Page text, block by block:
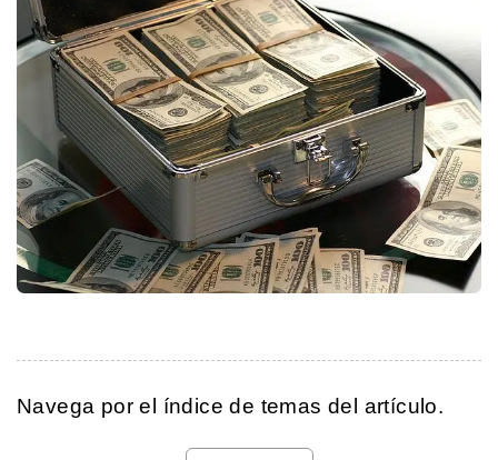
Navega por el índice de temas del artículo.